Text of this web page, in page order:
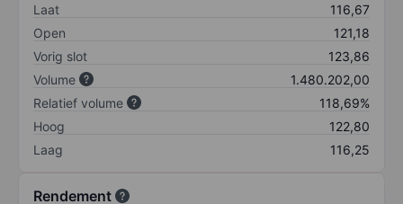
Laat
116,67
Open
121,18
Vorig slot
123,86
Volume
1.480.202,00
Relatief volume
118,69%
Hoog
122,80
Laag
116,25
Rendement